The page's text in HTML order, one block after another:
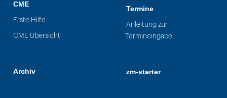
CME
Erste Hilfe
CME Übersicht
Archiv
Termine
Anleitung zur
Termineingabe
zm-starter